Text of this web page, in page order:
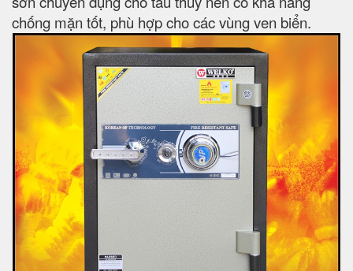
chống mặn tốt, phù hợp cho các vùng ven biển.